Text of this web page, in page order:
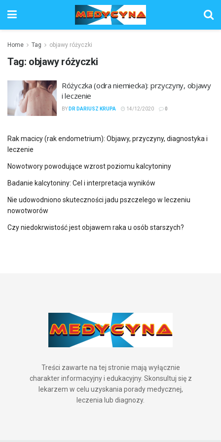
Home Tag objawy różyczki
Tag: objawy różyczki
Różyczka (odra niemiecka): przyczyny, objawy
i leczenie
BY DR DARIUSZ KRUPA 14/12/2020 0
Rak macicy (rak endometrium): Objawy, przyczyny, diagnostyka i
leczenie
Nowotwory powodujące wzrost poziomu kalcytoniny
Badanie kalcytoniny: Cel i interpretacja wyników
Nie udowodniono skuteczności jadu pszczelego w leczeniu
nowotworów
Czy niedokrwistość jest objawem raka u osób starszych?
Treści zawarte na tej stronie mają wyłącznie
charakter informacyjny i edukacyjny. Skonsultuj się z
lekarzem w celu uzyskania porady medycznej,
leczenia lub diagnozy.